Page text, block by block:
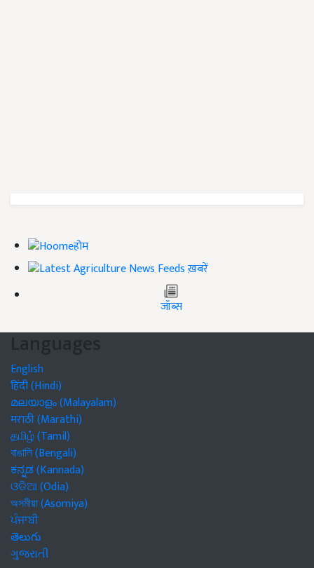
होम
ख़बरें
जॉब्स
Languages
English
हिंदी (Hindi)
മലയാളം (Malayalam)
मराठी (Marathi)
தமிழ் (Tamil)
বাঙালি (Bengali)
ಕನ್ನಡ (Kannada)
ଓଡିଆ (Odia)
অসমীয়া (Asomiya)
ਪੰਜਾਬੀ
తెలుగు
ગુજરાતી